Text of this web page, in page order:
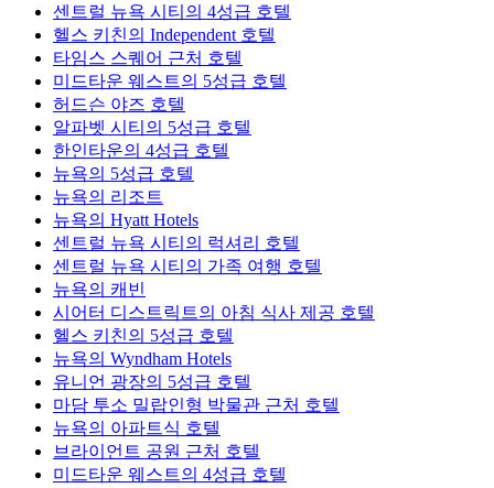
센트럴 뉴욕 시티의 4성급 호텔
헬스 키친의 Independent 호텔
타임스 스퀘어 근처 호텔
미드타운 웨스트의 5성급 호텔
허드슨 야즈 호텔
알파벳 시티의 5성급 호텔
한인타운의 4성급 호텔
뉴욕의 5성급 호텔
뉴욕의 리조트
뉴욕의 Hyatt Hotels
센트럴 뉴욕 시티의 럭셔리 호텔
센트럴 뉴욕 시티의 가족 여행 호텔
뉴욕의 캐빈
시어터 디스트릭트의 아침 식사 제공 호텔
헬스 키친의 5성급 호텔
뉴욕의 Wyndham Hotels
유니언 광장의 5성급 호텔
마담 투소 밀랍인형 박물관 근처 호텔
뉴욕의 아파트식 호텔
브라이언트 공원 근처 호텔
미드타운 웨스트의 4성급 호텔